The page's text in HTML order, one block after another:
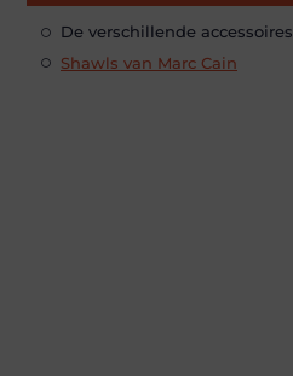
De verschillende accessoires
Shawls van Marc Cain